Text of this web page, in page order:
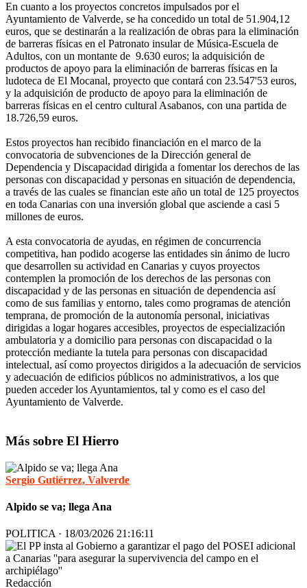
En cuanto a los proyectos concretos impulsados por el
Ayuntamiento de Valverde, se ha concedido un total de 51.904,12
euros, que se destinarán a la realización de obras para la eliminación
de barreras físicas en el Patronato insular de Música-Escuela de
Adultos, con un montante de 9.630 euros; la adquisición de
productos de apoyo para la eliminación de barreras físicas en la
ludoteca de El Mocanal, proyecto que contará con 23.547'53 euros,
y la adquisición de producto de apoyo para la eliminación de
barreras físicas en el centro cultural Asabanos, con una partida de
18.726,59 euros.
Estos proyectos han recibido financiación en el marco de la
convocatoria de subvenciones de la Dirección general de
Dependencia y Discapacidad dirigida a fomentar los derechos de las
personas con discapacidad y personas en situación de dependencia,
a través de las cuales se financian este año un total de 125 proyectos
en toda Canarias con una inversión global que asciende a casi 5
millones de euros.
A esta convocatoria de ayudas, en régimen de concurrencia
competitiva, han podido acogerse las entidades sin ánimo de lucro
que desarrollen su actividad en Canarias y cuyos proyectos
contemplen la promoción de los derechos de las personas con
discapacidad y de las personas en situación de dependencia así
como de sus familias y entorno, tales como programas de atención
temprana, de promoción de la autonomía personal, iniciativas
dirigidas a logar hogares accesibles, proyectos de especialización
ambulatoria y a domicilio para personas con discapacidad o la
protección mediante la tutela para personas con discapacidad
intelectual, así como proyectos dirigidos a la adecuación de servicios
y adecuación de edificios públicos no administrativos, a los que
pueden acceder los Ayuntamientos, tal y como es el caso del
Ayuntamiento de Valverde.
Más sobre El Hierro
Sergio Gutiérrez, Valverde
Alpido se va; llega Ana
POLITICA · 18/03/2026 21:16:11
Redacción